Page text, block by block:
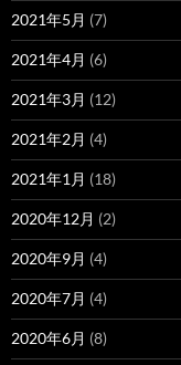
2021年5月 (7)
2021年4月 (6)
2021年3月 (12)
2021年2月 (4)
2021年1月 (18)
2020年12月 (2)
2020年9月 (4)
2020年7月 (4)
2020年6月 (8)